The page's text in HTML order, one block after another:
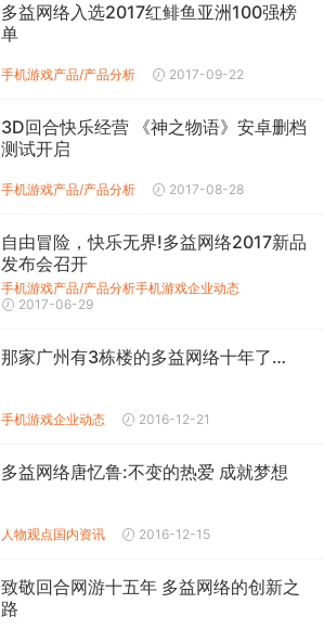
多益网络入选2017红鲱鱼亚洲100强榜
单
手机游戏产品/产品分析 2017-09-22
3D回合快乐经营 《神之物语》安卓删档
测试开启
手机游戏产品/产品分析 2017-08-28
自由冒险，快乐无界!多益网络2017新品
发布会召开
手机游戏产品/产品分析手机游戏企业动态
2017-06-29
那家广州有3栋楼的多益网络十年了…
手机游戏企业动态 2016-12-21
多益网络唐忆鲁:不变的热爱 成就梦想
人物观点国内资讯 2016-12-15
致敬回合网游十五年 多益网络的创新之
路